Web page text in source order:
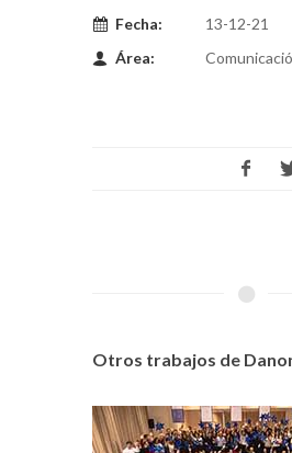
Fecha:
13-12-21
Área:
Otros trabajos de